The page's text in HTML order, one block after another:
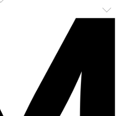
Oberflächenstruktur bleibt
länger erhalten. Bei der
Bedampfung des Materials
werden Ionen-Teilchen des
Ursprungsmaterials durch
„andersfarbige“ ersetzt. Es
entsteht eine schöne tiefe
Schwärze. Die Krone ist immer
mit einem M verschönert.